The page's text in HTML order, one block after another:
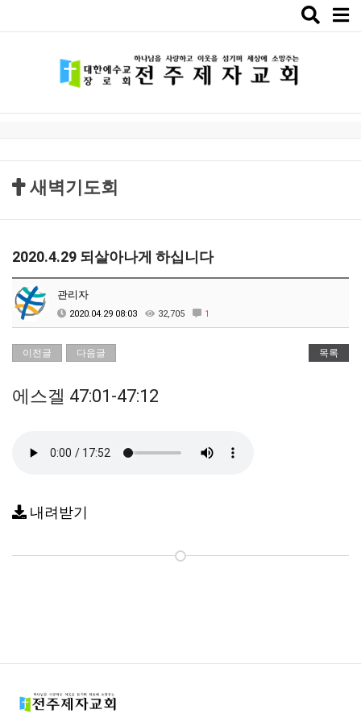
Toggle
새벽기도회
2020.4.29 되살아나게 하십니다
관리자
2020.04.29 08:03 32,705 1
이전글 다음글 목록
에스겔 47:01-47:12
내려받기